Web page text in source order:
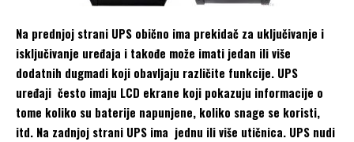
Na prednjoj strani UPS obično ima prekidač za uključivanje i
isključivanje uređaja i takođe može imati jedan ili više
dodatnih dugmadi koji obavljaju različite funkcije. UPS
uređaji često imaju LCD ekrane koji pokazuju informacije o
tome koliko su baterije napunjene, koliko snage se koristi,
itd. Na zadnjoj strani UPS ima jednu ili više utičnica. UPS nudi